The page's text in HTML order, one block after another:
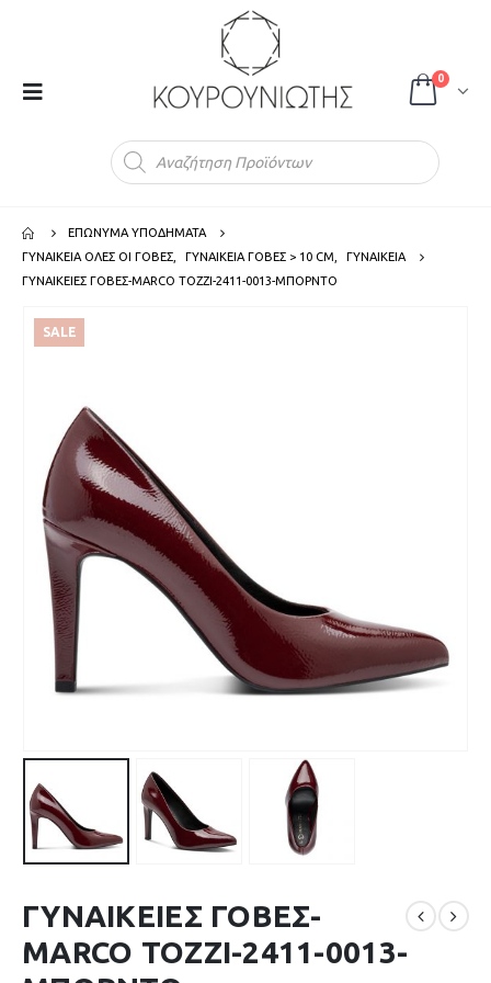
0
ΕΠΩΝΥΜΑ ΥΠΟΔΗΜΑΤΑ
ΓΥΝΑΙΚΕΙΑ ΟΛΕΣ ΟΙ ΓΟΒΕΣ
ΓΥΝΑΙΚΕΙΑ ΓΟΒΕΣ > 10 CM
ΓΥΝΑΙΚΕΙΑ
ΓΥΝΑΙΚΕΙΕΣ ΓΟΒΕΣ-MARCO TOZZI-2411-0013-ΜΠΟΡΝΤΟ
SALE
ΓΥΝΑΙΚΕΙΕΣ ΓΟΒΕΣ-
MARCO TOZZI-2411-0013-